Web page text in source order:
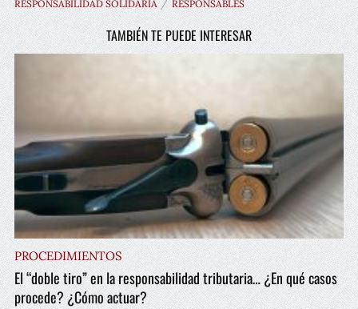
RESPONSABILIDAD SOLIDARIA
RESPONSABLES
TAMBIÉN TE PUEDE INTERESAR
PROCEDIMIENTOS
El “doble tiro” en la responsabilidad tributaria… ¿En qué casos
procede? ¿Cómo actuar?